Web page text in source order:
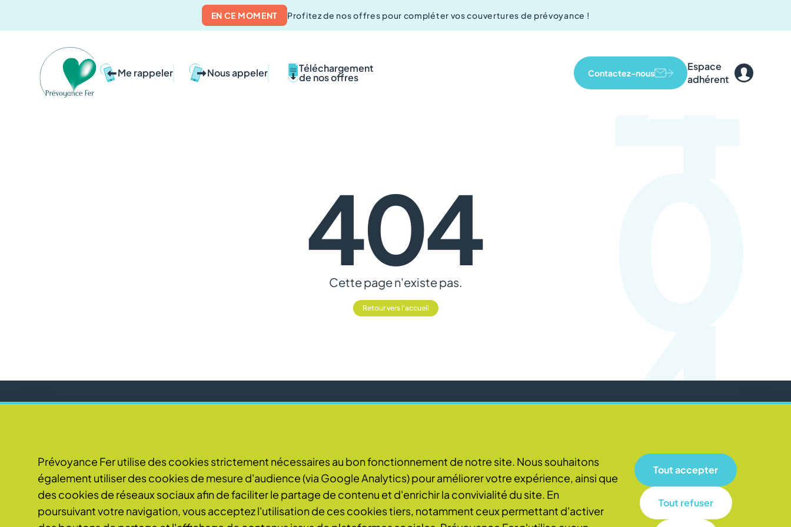
EN CE MOMENT Profitez de nos offres pour compléter vos couvertures de prévoyance !
Me rappeler Nous appeler Téléchargement
de nos offres Contactez-nous
Espace
adhérent
404
Cette page n'existe pas.
Retour vers l'accueil
4
4
Je m'abonne J'ai pris connaissance de la
Politique de protection des
données et en accepte les modalités.
Votre adresse mail ne sera utilisée qu'à une fin strictement limitée à l'envoi de la newsletter et ne sera en aucun cas utilisée à un usage commercial.
Facebook
TwitterLinkedIn
Prévoyance Fer utilise des cookies strictement nécessaires au bon fonctionnement de notre site. Nous souhaitons
également utiliser des cookies de mesure d'audience (via Google Analytics) pour améliorer votre expérience, ainsi que
des cookies de réseaux sociaux afin de faciliter le partage de contenu et d'enrichir la convivialité du site. En
poursuivant votre navigation, vous acceptez l'utilisation de ces cookies tiers, notamment ceux permettant d'activer
Tout accepter
Tout refuser